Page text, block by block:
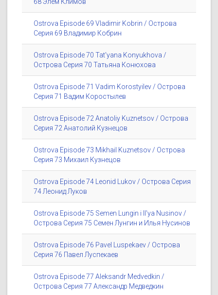
68 Элем Климов
Ostrova Episode 69 Vladimir Kobrin / Острова
Серия 69 Владимир Кобрин
Ostrova Episode 70 Tat'yana Konyukhova /
Острова Серия 70 Татьяна Конюхова
Ostrova Episode 71 Vadim Korostyilev / Острова
Серия 71 Вадим Коростылев
Ostrova Episode 72 Anatoliy Kuznetsov / Острова
Серия 72 Анатолий Кузнецов
Ostrova Episode 73 Mikhail Kuznetsov / Острова
Серия 73 Михаил Кузнецов
Ostrova Episode 74 Leonid Lukov / Острова Серия
74 Леонид Луков
Ostrova Episode 75 Semen Lungin i Il'ya Nusinov /
Острова Серия 75 Семен Лунгин и Илья Нусинов
Ostrova Episode 76 Pavel Luspekaev / Острова
Серия 76 Павел Луспекаев
Ostrova Episode 77 Aleksandr Medvedkin /
Острова Серия 77 Александр Медведкин